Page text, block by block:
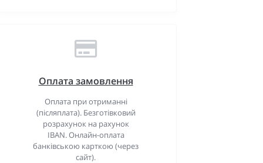
Оплата замовлення
Оплата при отриманні
(післяплата). Безготівковий
розрахунок на рахунок
IBAN. Онлайн-оплата
банківською карткою (через
сайт).